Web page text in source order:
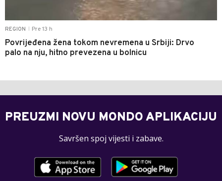
REGION Pre 13 h
Povrijeđena žena tokom nevremena u Srbiji: Drvo
palo na nju, hitno prevezena u bolnicu
PREUZMI NOVU MONDO APLIKACIJU
Savršen spoj vijesti i zabave.